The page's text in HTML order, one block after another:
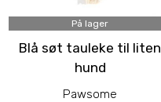
På lager
Blå søt tauleke til liten
hund
Pawsome